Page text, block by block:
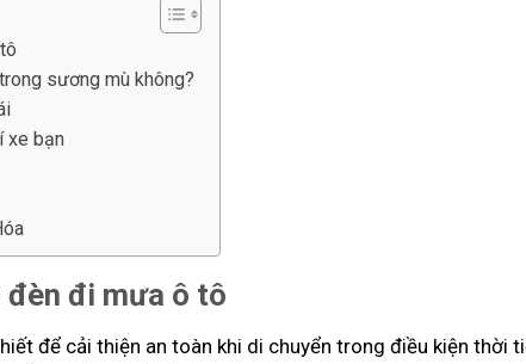
sương mù không?
xe bạn
đèn đi mưa ô tô
để cải thiện an toàn khi di chuyển trong điều kiện thời